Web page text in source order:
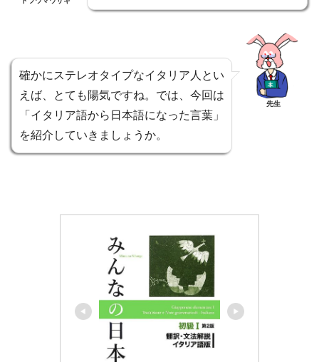
確かにステレオタイプなイタリア人とい
えば、とても陽気ですね。では、今回は
「イタリア語から日本語になった言葉」
を紹介していきましょうか。
先生